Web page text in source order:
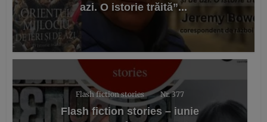
azi. O istorie trăită”...
Flash fiction stories Nr. 377
Flash fiction stories – iunie